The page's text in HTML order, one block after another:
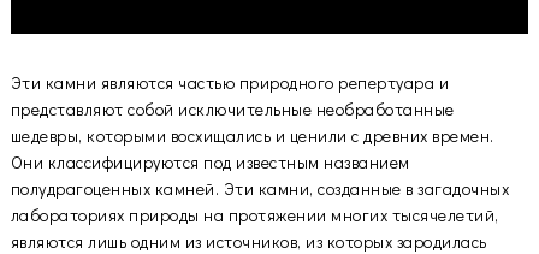
Эти камни являются частью природного репертуара и
представляют собой исключительные необработанные
шедевры, которыми восхищались и ценили с древних времен.
Они классифицируются под известным названием
полудрагоценных камней. Эти камни, созданные в загадочных
лабораториях природы на протяжении многих тысячелетий,
являются лишь одним из источников, из которых зародилась